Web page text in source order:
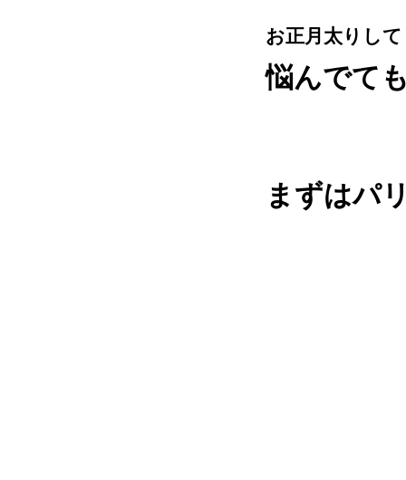
お正月太りし
悩んでて
まずはパ